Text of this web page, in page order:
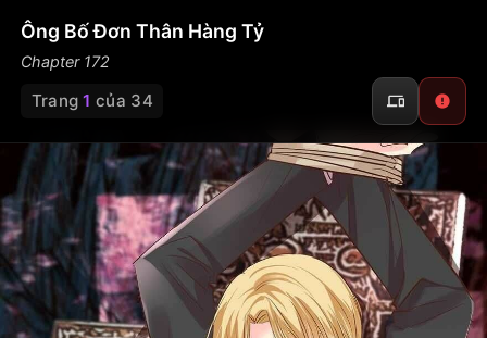
Ông Bố Đơn Thân Hàng Tỷ
Chapter 172
Trang1 của 34